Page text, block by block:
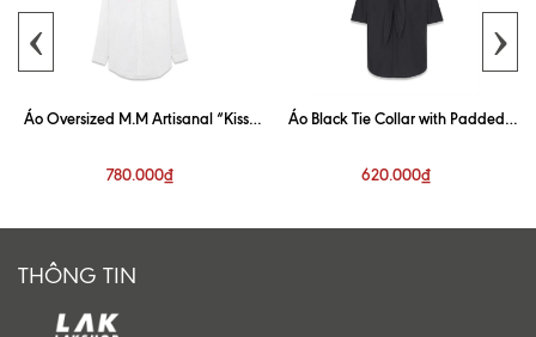
Áo Oversized M.M Artisanal “Kiss”
780.000₫
Áo Black Tie Collar with Padded
620.000₫
‹ ›
THÔNG TIN